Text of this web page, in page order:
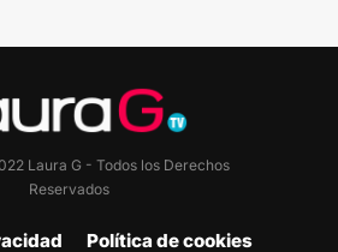
Laura G - Todos los Derechos
Reservados
Política de cookies